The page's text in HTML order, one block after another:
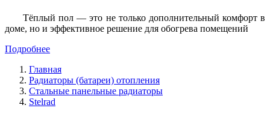
Тёплый пол — это не только дополнительный комфорт в
доме, но и эффективное решение для обогрева помещений
Подробнее
Главная
Радиаторы (батареи) отопления
Стальные панельные радиаторы
Stelrad